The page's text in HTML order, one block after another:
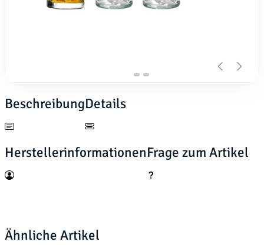
BeschreibungDetails
HerstellerinformationenFrage zum Artikel
Ähnliche Artikel